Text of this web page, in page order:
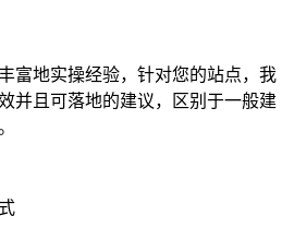
富地实操经验，针对您的站点，我
并且可落地的建议，区别于一般建